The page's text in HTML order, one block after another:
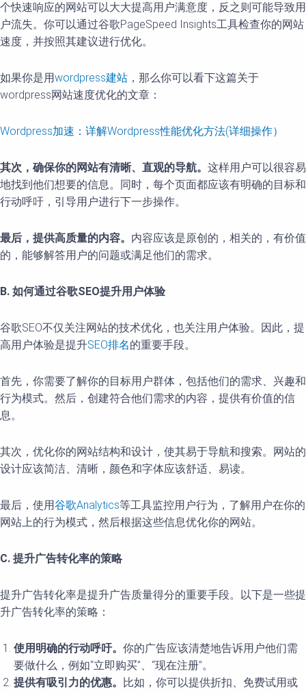
个快速响应的网站可以大大提高用户满意度，反之则可能导致用
户流失。你可以通过谷歌PageSpeed Insights工具检查你的网站
速度，并按照其建议进行优化。
如果你是用wordpress建站 ，那么你可以看下这篇关于
wordpress网站速度优化的文章：
Wordpress加速：详解Wordpress性能优化方法(详细操作）
其次，确保你的网站有清晰、直观的导航。 这样用户可以很容易
地找到他们想要的信息。同时，每个页面都应该有明确的目标和
行动呼吁，引导用户进行下一步操作。
最后，提供高质量的内容。 内容应该是原创的，相关的，有价值
的，能够解答用户的问题或满足他们的需求。
B. 如何通过谷歌SEO提升用户体验
谷歌SEO不仅关注网站的技术优化，也关注用户体验。因此，提
高用户体验是提升SEO排名的重要手段。
首先，你需要了解你的目标用户群体，包括他们的需求、兴趣和
行为模式。然后，创建符合他们需求的内容，提供有价值的信
息。
其次，优化你的网站结构和设计，使其易于导航和搜索。网站的
设计应该简洁、清晰，颜色和字体应该舒适、易读。
最后，使用谷歌Analytics等工具监控用户行为，了解用户在你的
网站上的行为模式，然后根据这些信息优化你的网站。
C. 提升广告转化率的策略
提升广告转化率是提升广告质量得分的重要手段。以下是一些提
升广告转化率的策略：
使用明确的行动呼吁。 你的广告应该清楚地告诉用户他们需
要做什么，例如“立即购买”、“现在注册”。
提供有吸引力的优惠。
比如，你可以提供折扣、免费试用或